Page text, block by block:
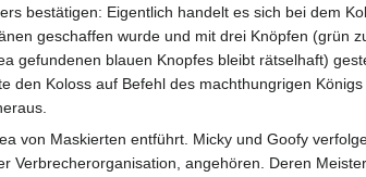
bestätigen: Eigentlich handelt es sich bei dem
geschaffen wurde und mit drei Knöpfen (grün
gefundenen blauen Knopfes bleibt rätselhaft)
den Koloss auf Befehl des machthungrigen
von Maskierten entführt. Micky und Goofy
Verbrecherorganisation, angehören. Deren